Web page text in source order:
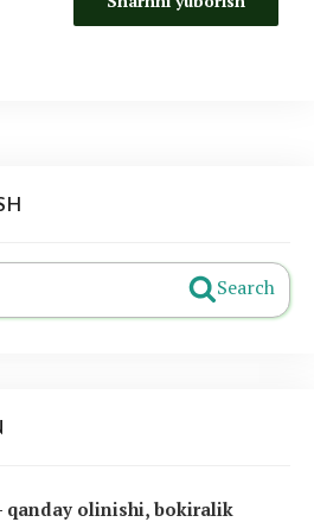
Search
qanday olinishi, bokiralik